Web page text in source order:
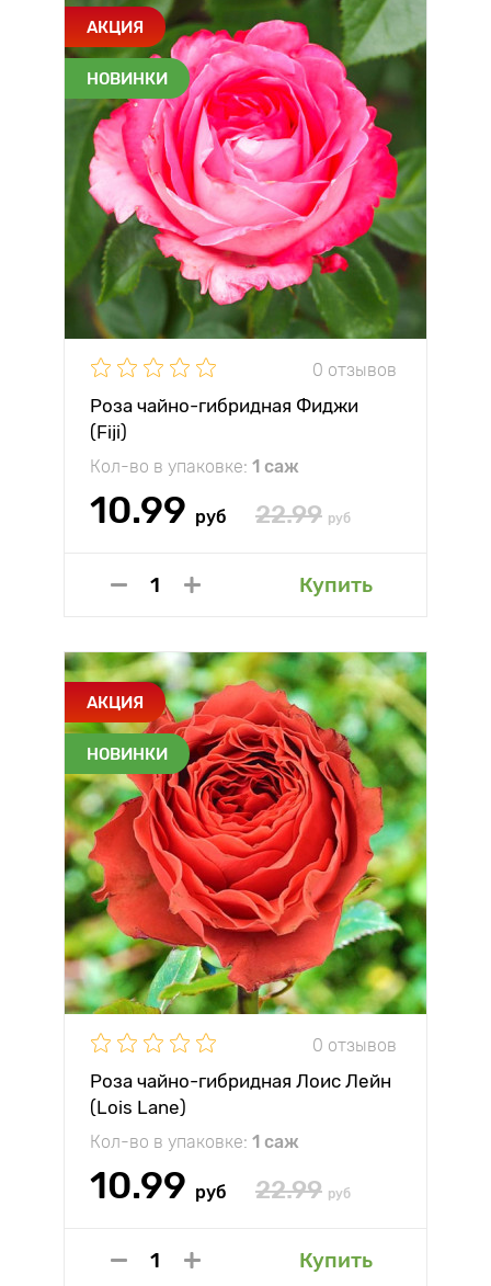
АКЦИЯ
НОВИНКИ
0 отзывов
Роза чайно-гибридная Фиджи
(Fiji)
Кол-во в упаковке: 1 саж
10.99 руб 22.99 руб
Купить
АКЦИЯ
НОВИНКИ
0 отзывов
Роза чайно-гибридная Лоис Лейн
(Lois Lane)
Кол-во в упаковке: 1 саж
10.99 руб 22.99 руб
Купить